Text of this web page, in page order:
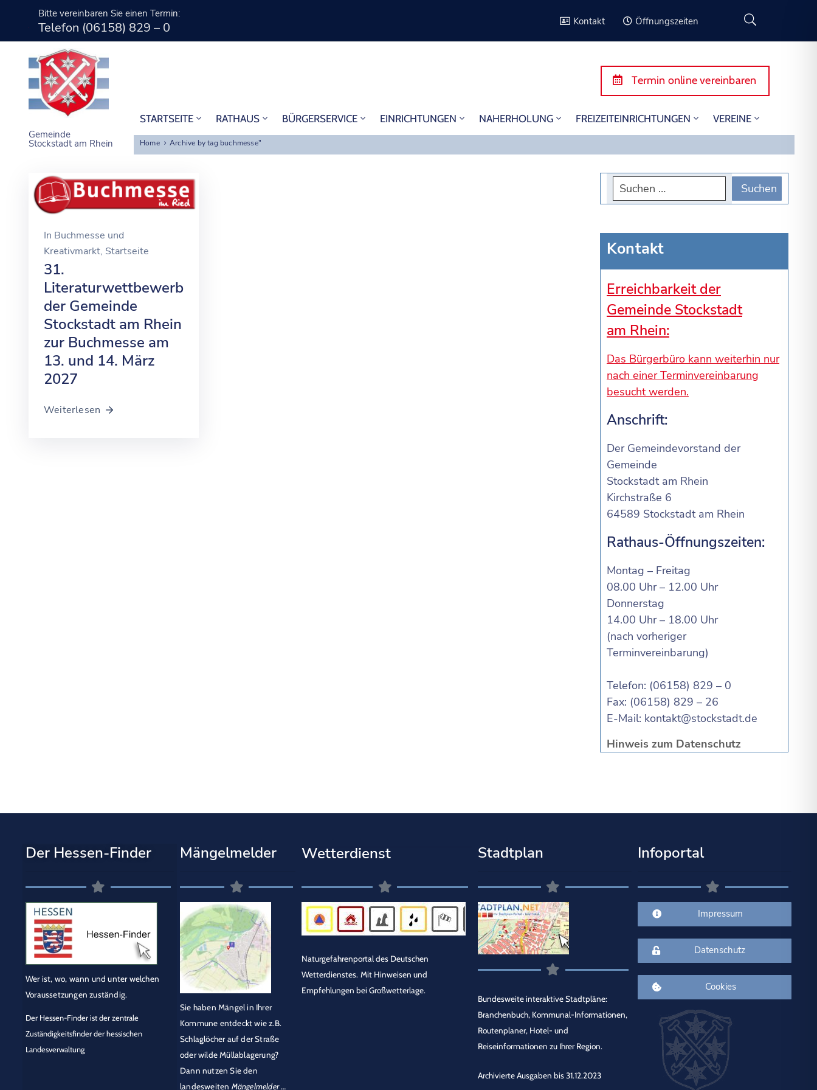
Bitte vereinbaren Sie einen Termin:
Telefon (06158) 829 – 0 Kontakt Öffnungszeiten
Gemeinde
Stockstadt am Rhein
Termin online vereinbaren
STARTSEITE RATHAUS BÜRGERSERVICE EINRICHTUNGEN NAHERHOLUNG FREIZEITEINRICHTUNGEN VEREINE
Home Archive by tag buchmesse"
In Buchmesse und
Kreativmarkt‚ Startseite
31.
Literaturwettbewerb
der Gemeinde
Stockstadt am Rhein
zur Buchmesse am
13. und 14. März
2027
Weiterlesen
Kontakt
Erreichbarkeit der
Gemeinde Stockstadt
am Rhein:
Das Bürgerbüro kann weiterhin nur
nach einer Terminvereinbarung
besucht werden.
Anschrift:
Der Gemeindevorstand der
Gemeinde
Stockstadt am Rhein
Kirchstraße 6
64589 Stockstadt am Rhein
Rathaus-Öffnungszeiten:
Montag – Freitag
08.00 Uhr – 12.00 Uhr
Donnerstag
14.00 Uhr – 18.00 Uhr
(nach vorheriger
Terminvereinbarung)
Telefon: (06158) 829 – 0
Fax: (06158) 829 – 26
E-Mail: kontakt@stockstadt.de
Hinweis zum Datenschutz
Der Hessen-Finder
Wer ist, wo, wann und unter welchen
Voraussetzungen zuständig.
Der Hessen-Finder ist der zentrale
Zuständigkeitsfinder der hessischen
Landesverwaltung
Mängelmelder
Sie haben Mängel in Ihrer
Kommune entdeckt wie z.B.
Schlaglöcher auf der Straße
oder wilde Müllablagerung?
Dann nutzen Sie den
landesweiten Mängelmelder…
Wetterdienst
Naturgefahrenportal des Deutschen
Wetterdienstes. Mit Hinweisen und
Empfehlungen bei Großwetterlage.
Stadtplan
Bundesweite interaktive Stadtpläne:
Branchenbuch, Kommunal-Informationen,
Routenplaner, Hotel- und
Reiseinformationen zu Ihrer Region.
Archivierte Ausgaben bis 31.12.2023
Infoportal
Impressum
Datenschutz
Cookies